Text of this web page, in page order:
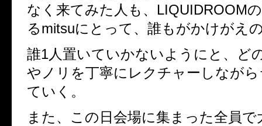
なく来てみた人も、LIQUIDROOM
るmitsuにとって、誰もがかけがえ
誰1人置いていかないようにと、ど
やノリを丁寧にレクチャーしなが
ていく。
また、この日会場に集まった全員